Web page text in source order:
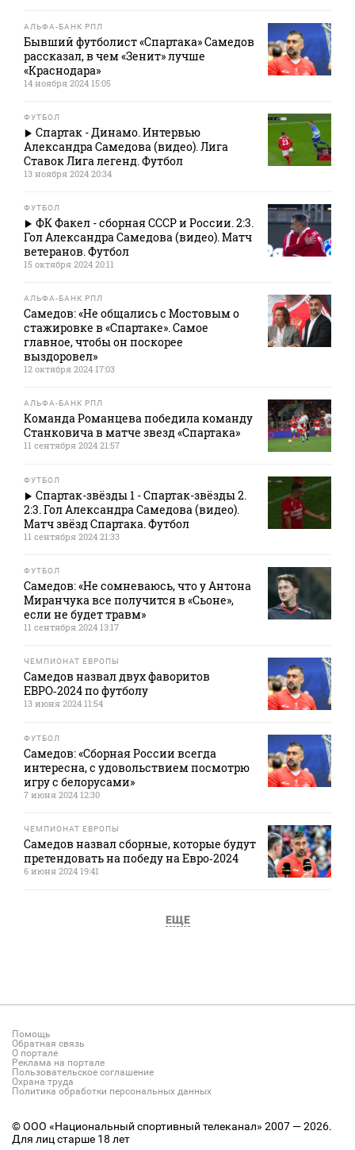
АЛЬФА-БАНК РПЛ
Бывший футболист «Спартака» Самедов
рассказал, в чем «Зенит» лучше
«Краснодара»
14 ноября 2024 15:05
ФУТБОЛ
Спартак - Динамо. Интервью
Александра Самедова (видео). Лига
Ставок Лига легенд. Футбол
13 ноября 2024 20:34
ФУТБОЛ
ФК Факел - сборная СССР и России. 2:3.
Гол Александра Самедова (видео). Матч
ветеранов. Футбол
15 октября 2024 20:11
АЛЬФА-БАНК РПЛ
Самедов: «Не общались с Мостовым о
стажировке в «Спартаке». Самое
главное, чтобы он поскорее
выздоровел»
12 октября 2024 17:03
АЛЬФА-БАНК РПЛ
Команда Романцева победила команду
Станковича в матче звезд «Спартака»
11 сентября 2024 21:57
ФУТБОЛ
Спартак-звёзды 1 - Спартак-звёзды 2.
2:3. Гол Александра Самедова (видео).
Матч звёзд Спартака. Футбол
11 сентября 2024 21:33
ФУТБОЛ
Самедов: «Не сомневаюсь, что у Антона
Миранчука все получится в «Сьоне»,
если не будет травм»
11 сентября 2024 13:17
ЧЕМПИОНАТ ЕВРОПЫ
Самедов назвал двух фаворитов
ЕВРО‑2024 по футболу
13 июня 2024 11:54
ФУТБОЛ
Самедов: «Сборная России всегда
интересна, с удовольствием посмотрю
игру с белорусами»
7 июня 2024 12:30
ЧЕМПИОНАТ ЕВРОПЫ
Самедов назвал сборные, которые будут
претендовать на победу на Евро‑2024
6 июня 2024 19:41
ЕЩЕ
Помощь
Обратная связь
О портале
Реклама на портале
Пользовательское соглашение
Охрана труда
Политика обработки персональных данных
© ООО «Национальный спортивный телеканал» 2007 — 2026.
Для лиц старше 18 лет